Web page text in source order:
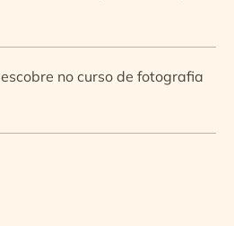
no curso de fotografia